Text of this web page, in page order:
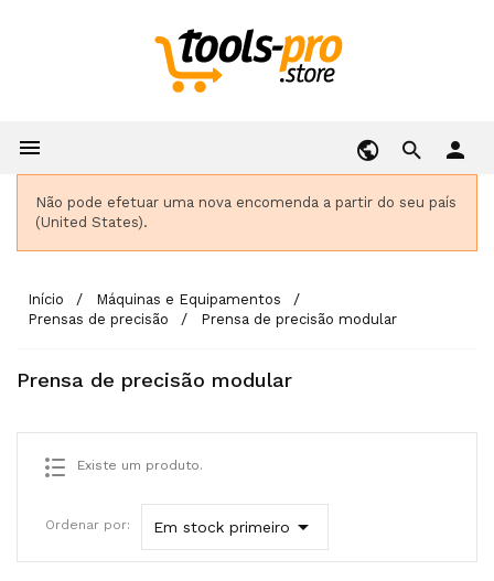
 person
Não pode efetuar uma nova encomenda a partir do seu país
(United States).
Início
Máquinas e Equipamentos
Prensas de precisão
Prensa de precisão modular
Prensa de precisão modular
Existe um produto.
Ordenar por: Em stock primeiro 